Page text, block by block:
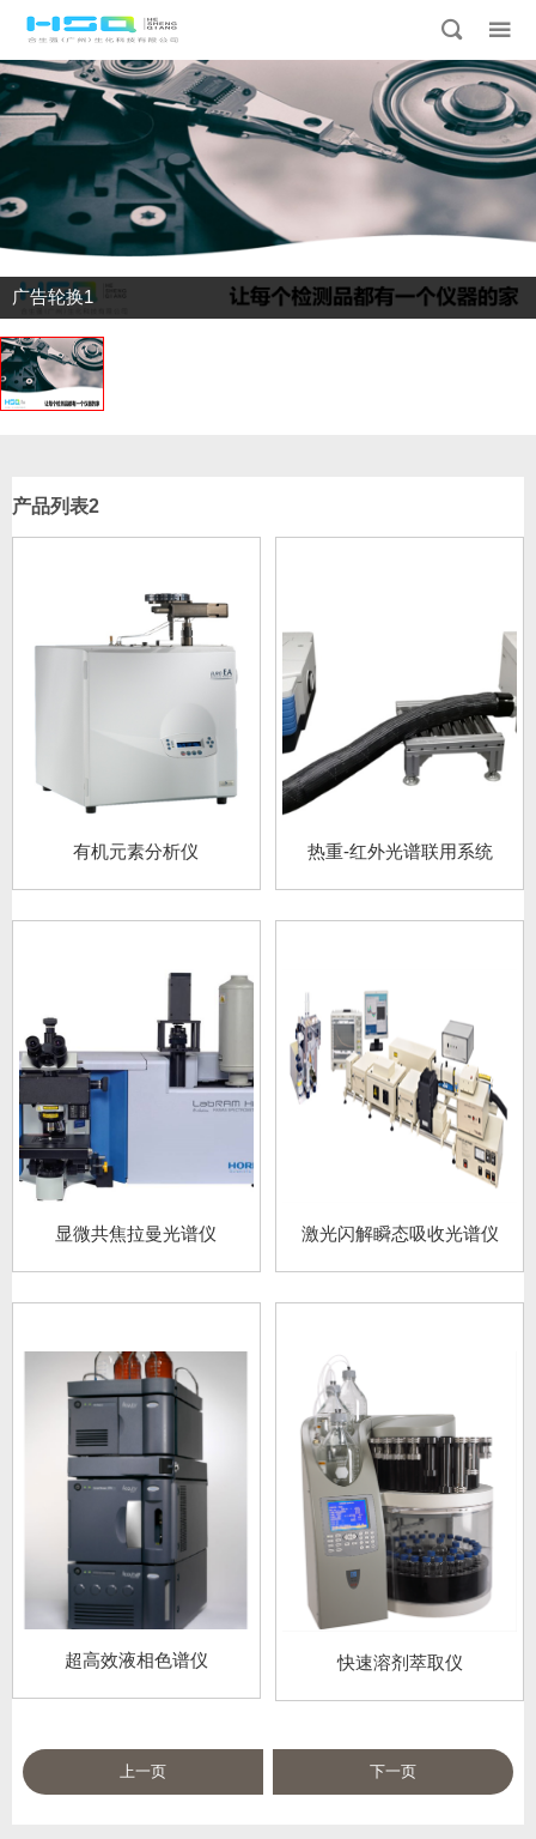
广告轮换1
产品列表2
有机元素分析仪 热重-红外光谱联用系统
显微共焦拉曼光谱仪 激光闪解瞬态吸收光谱仪
超高效液相色谱仪 快速溶剂萃取仪
上一页 下一页